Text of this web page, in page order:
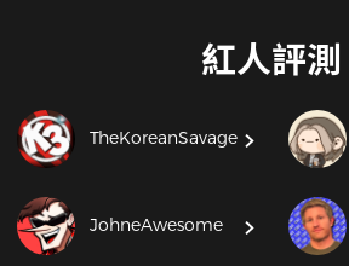
紅人評測
TheKoreanSavage
JohneAwesome